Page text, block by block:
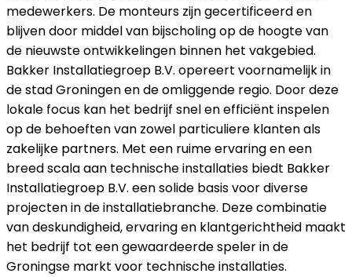
medewerkers. De monteurs zijn gecertificeerd en
blijven door middel van bijscholing op de hoogte van
de nieuwste ontwikkelingen binnen het vakgebied.
Bakker Installatiegroep B.V. opereert voornamelijk in
de stad Groningen en de omliggende regio. Door deze
lokale focus kan het bedrijf snel en efficiënt inspelen
op de behoeften van zowel particuliere klanten als
zakelijke partners. Met een ruime ervaring en een
breed scala aan technische installaties biedt Bakker
Installatiegroep B.V. een solide basis voor diverse
projecten in de installatiebranche. Deze combinatie
van deskundigheid, ervaring en klantgerichtheid maakt
het bedrijf tot een gewaardeerde speler in de
Groningse markt voor technische installaties.